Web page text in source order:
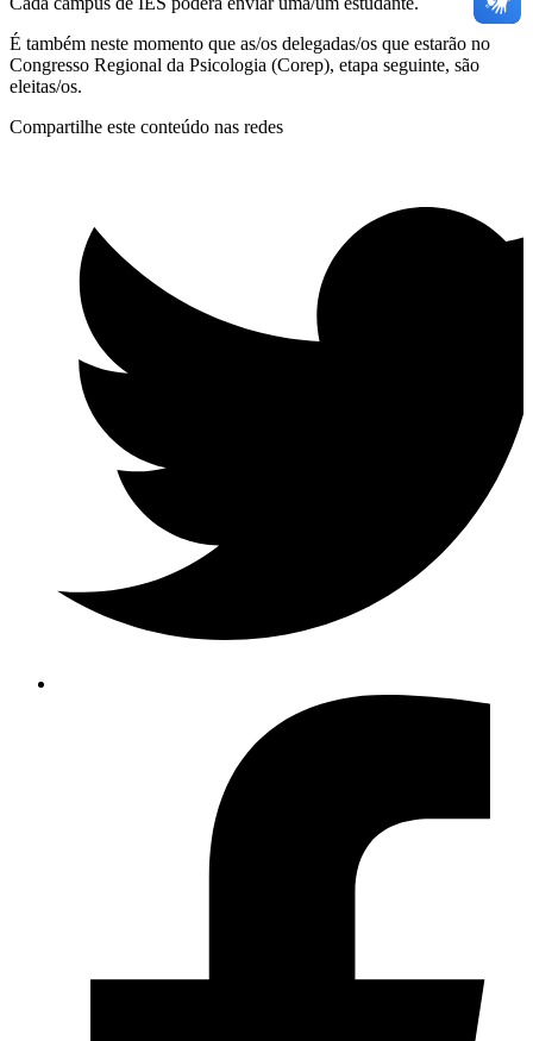
É também neste momento que as/os delegadas/os que estarão no
Congresso Regional da Psicologia (Corep), etapa seguinte, são
eleitas/os.
Compartilhe este conteúdo nas redes